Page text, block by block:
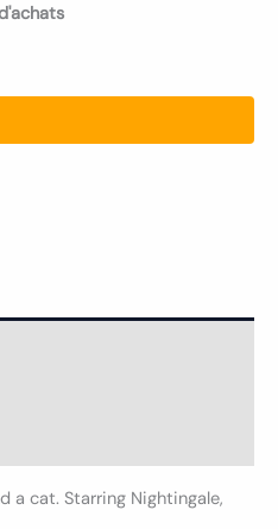
a cat. Starring Nightingale,